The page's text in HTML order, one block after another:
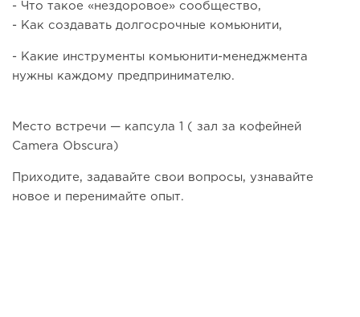
- Что такое «‎нездоровое» сообщество,
- Как создавать долгосрочные комьюнити,
- Какие инструменты комьюнити-менеджмента
нужны каждому предпринимателю.
Место встречи — капсула 1 ( зал за кофейней
Camera Obscura)
Приходите, задавайте свои вопросы, узнавайте
новое и перенимайте опыт.